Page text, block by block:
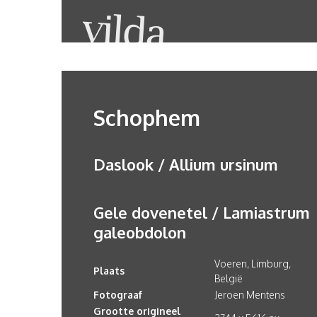
Schophem
Daslook / Allium ursinum
Gele dovenetel / Lamiastrum
galeobdolon
Plaats
Voeren, Limburg,
België
Fotograaf
Jeroen Mentens
Grootte origineel